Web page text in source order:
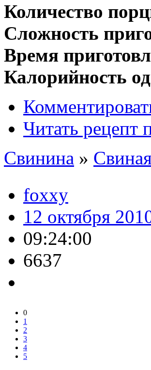
Количество
Сложность
Время
Калорийность
Читать рецепт
Свинина »
foxxy
12 октября
09:24:00
6637
0
1
2
3
4
5